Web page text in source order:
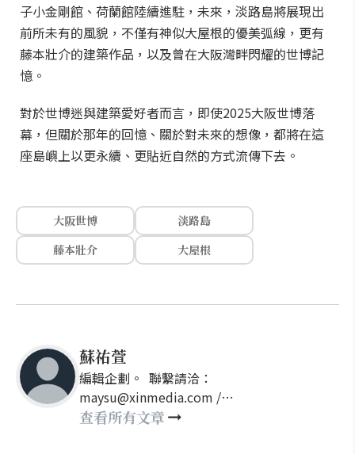
子小金剛館、荷蘭館陸續進駐，未來，淡路島將展現出
前所未有的風貌，不僅有神似大屋根的優美弧線，更有
藤本壯介的建築作品，以及曾在大阪灣畔閃耀的世博記
憶。
對於世博迷與建築愛好者而言，即使2025大阪世博落
幕，但關於那年的回憶、關於對未來的想像，都將在這
座島嶼上以更永續、更貼近自然的方式流傳下去。
大阪世博
淡路島
藤本壯介
大屋根
蘇祐萱
編輯企劃。 聯繫請洽：
maysu@xinmedia.com /
may860527@gmail.com
查看所有文章